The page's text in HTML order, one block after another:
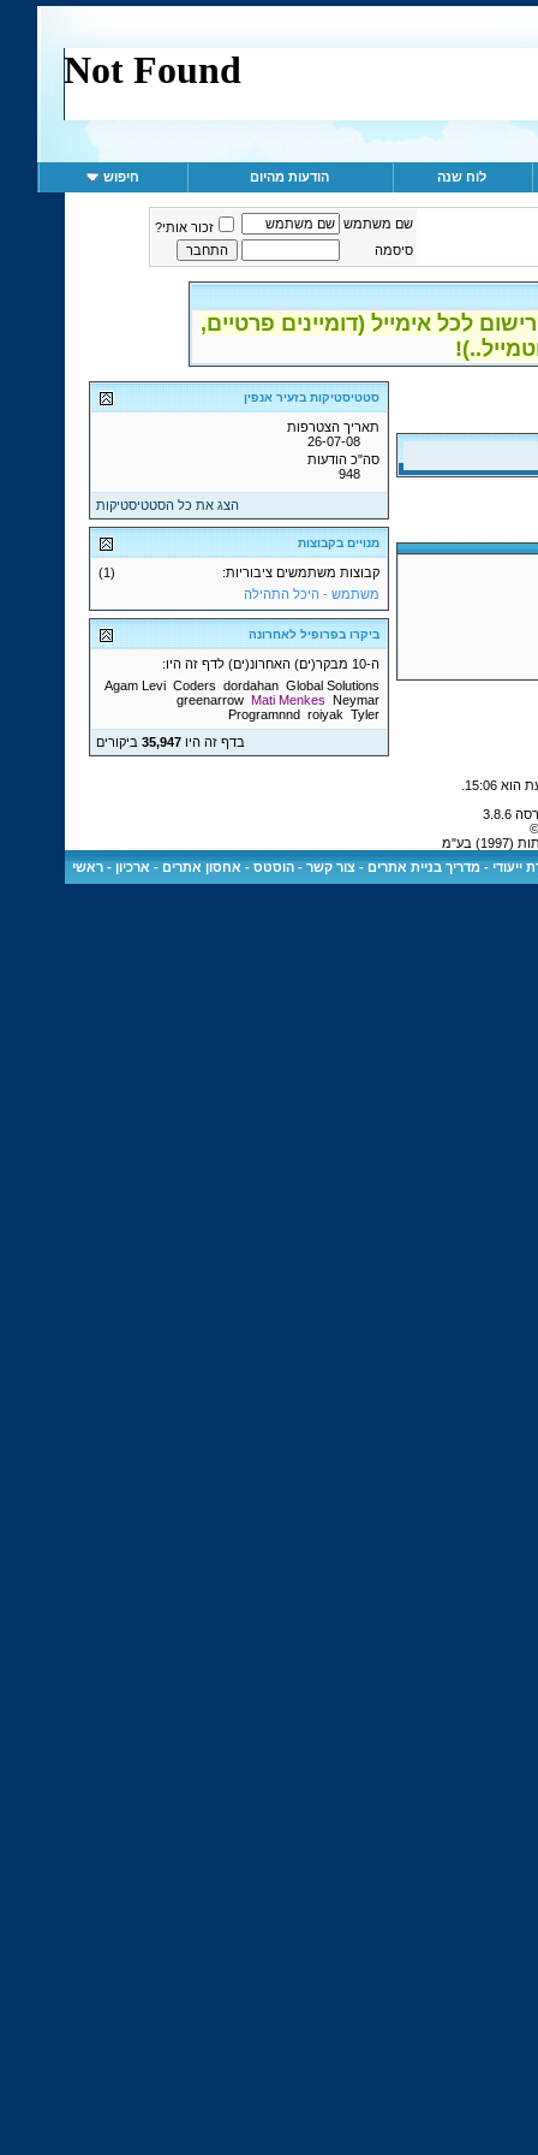
לוח שנה הודעות מהיום חיפוש
שם משתמש
זכור אותי?
סיסמה
לכל אימייל (דומיינים פרטיים,
סטטיסטיקות בזעיר אנפין
תאריך הצטרפות
26-07-08
סה"כ הודעות
948
הצג את כל הסטטיסטיקות
מנויים בקבוצות
(1)
קבוצות משתמשים ציבוריות:
משתמש - היכל התהילה
ביקרו בפרופיל לאחרונה
ה-10 מבקר(ים) האחרונ(ים) לדף זה היו:
Agam Levi Coders dordahan Global Solutions
greenarrow Mati Menkes Neymar
Programnnd roiyak Tyler
בדף זה היו35,947 ביקורים
15:06
בע"מ
ייעודי -מדריך בניית אתרים -צור קשר -הוסטס - אחסון אתרים - ארכיון -ראשי